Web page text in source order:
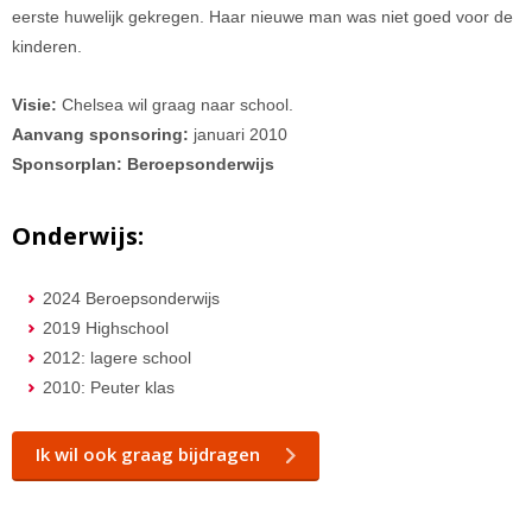
eerste huwelijk gekregen. Haar nieuwe man was niet goed voor de
kinderen.
Visie: Chelsea wil graag naar school.
Aanvang sponsoring: januari 2010
Sponsorplan: Beroepsonderwijs
Onderwijs:
2024 Beroepsonderwijs
2019 Highschool
2012: lagere school
2010: Peuter klas
Ik wil ook graag bijdragen